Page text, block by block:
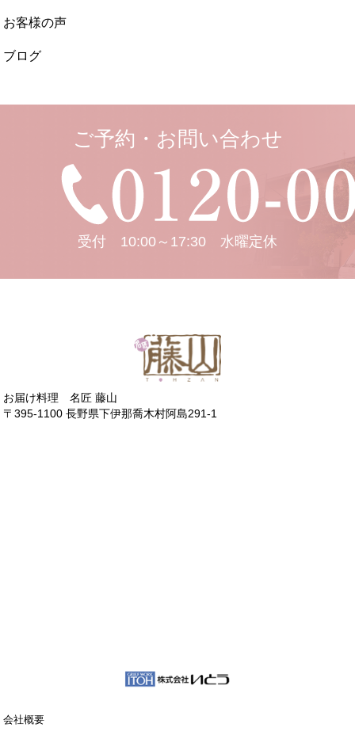
お客様の声
ブログ
ご予約・お問い合わせ
受付 10:00～17:30 水曜定休
お届け料理 名匠 藤山
〒395-1100 長野県下伊那喬木村阿島291-1
会社概要